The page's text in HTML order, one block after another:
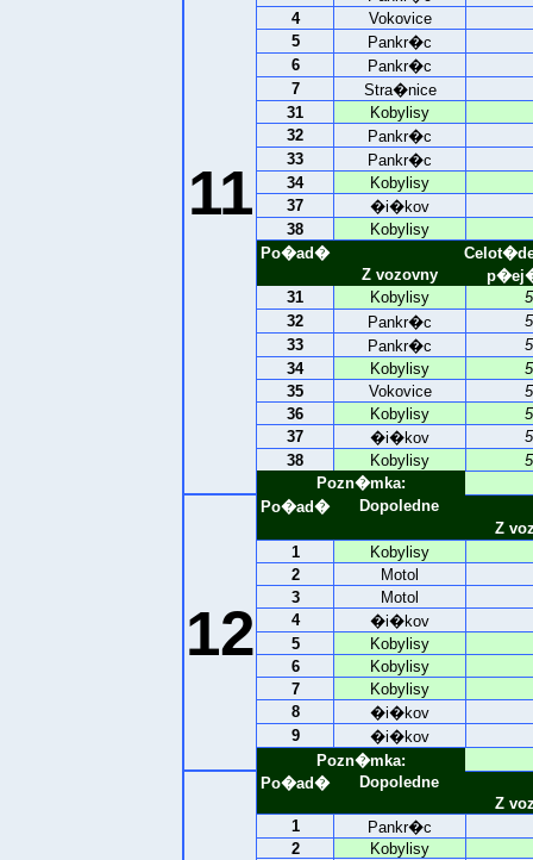
11
4
Vokovice
5
Pankr�c
6
Pankr�c
7
Stra�nice
31
Kobylisy
32
Pankr�c
33
Pankr�c
34
Kobylisy
37
�i�kov
38
Kobylisy
Po�ad�
Z vozovny
31
Kobylisy
32
Pankr�c
33
Pankr�c
34
Kobylisy
35
Vokovice
36
Kobylisy
37
�i�kov
38
Kobylisy
Pozn�mka:
12
Po�ad�
Dopoledne
Z
1
Kobylisy
2
Motol
3
Motol
4
�i�kov
5
Kobylisy
6
Kobylisy
7
Kobylisy
8
�i�kov
9
�i�kov
Pozn�mka:
Po�ad�
Dopoledne
Z
1
Pankr�c
2
Kobylisy